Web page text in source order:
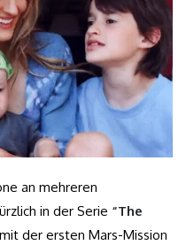
an mehreren
in der Serie “The
der ersten Mars-Mission